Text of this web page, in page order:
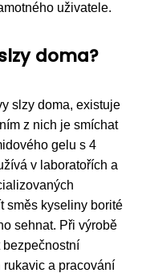
uživatele.
doma?
slzy doma, existuje
z nich je smíchat
gelu s 4
v laboratořích a
směs kyseliny borité
sehnat. Při výrobě
a pracování